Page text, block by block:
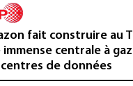
fait construire au
immense centrale à
centres de données